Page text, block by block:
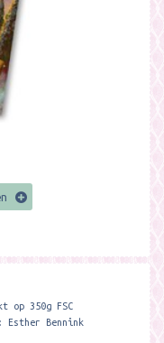
op 350g FSC
Esther Bennink